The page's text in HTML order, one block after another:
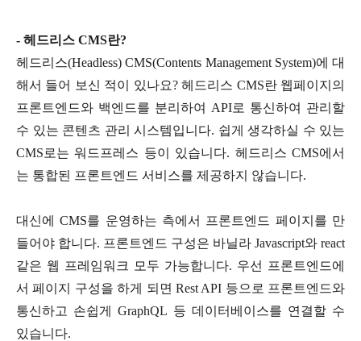
- 헤드리스 CMS란?
헤드리스(Headless) CMS(Contents Management System)에 대
해서 들어 보신 적이 있나요? 헤드리스 CMS란 웹페이지의
프론트엔드와 백엔드를 분리하여 API로 통신하여 관리할
수 있는 콘텐츠 관리 시스템입니다. 쉽게 생각하실 수 있는
CMS로는 워드프레스 등이 있습니다. 헤드리스 CMS에서
는 통합된 프론트엔드 서비스를 제공하지 않습니다.
대신에 CMS를 운영하는 측에서 프론트엔드 페이지를 만
들어야 합니다. 프론트엔드 구성은 바닐라 Javascript와 react
같은 웹 프레임워크 모두 가능합니다. 우선 프론트엔드에
서 페이지 구성을 하게 되면 Rest API 등으로 프론트엔드와
통신하고 손쉽게 GraphQL 등 데이터베이스를 연결할 수
있습니다.